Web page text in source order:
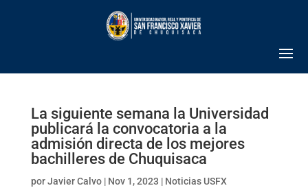
La siguiente semana la Universidad
publicará la convocatoria a la
admisión directa de los mejores
bachilleres de Chuquisaca
porJavier Calvo| Nov 1, 2023 | Noticias USFX